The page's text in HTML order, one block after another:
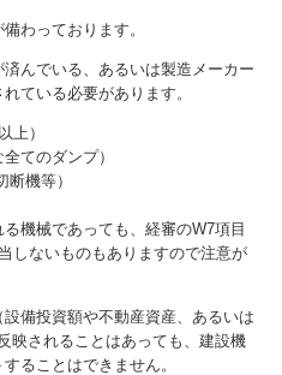
わっております。
んでいる、あるいは製造メーカー
ている必要があります。
上）
てのダンプ）
断機等）
機械であっても、経審のW7項目
しないものもありますので注意が
備投資額や不動産資産、あるいは
映されることはあっても、建設機
ることはできません。